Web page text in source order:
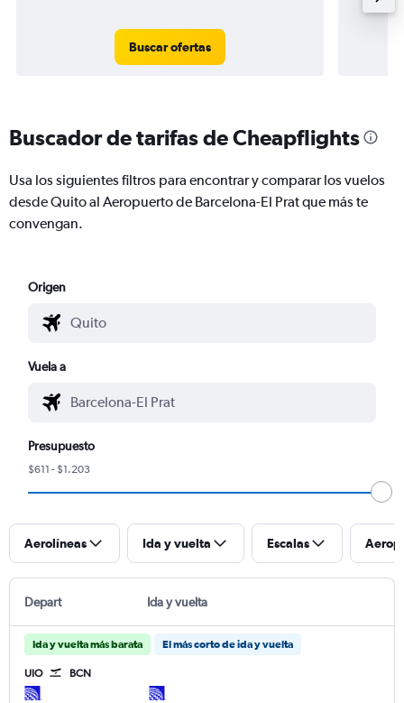
Buscar ofertas
Buscador de tarifas de Cheapflights
Usa los siguientes filtros para encontrar y comparar los vuelos
desde Quito al Aeropuerto de Barcelona-El Prat que más te
convengan.
Origen
Vuela a
Presupuesto
$611 - $1.203
Aerolíneas Ida y vuelta Escalas
Depart Ida y vuelta
Ida y vuelta más barata El más corto de ida y vuelta
UIO BCN